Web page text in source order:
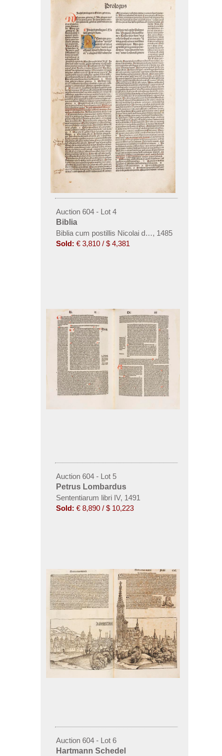
Auction 604 - Lot 4
Biblia
Biblia cum postillis Nicolai de Lyra
, 1485
Sold: € 3,810 / $ 4,381
Auction 604 - Lot 5
Petrus Lombardus
Sententiarum libri IV, 1491
Sold: € 8,890 / $ 10,223
Auction 604 - Lot 6
Hartmann Schedel